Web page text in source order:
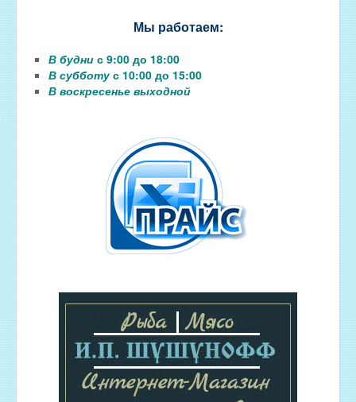
Мы работаем:
В будни с 9:00 до 18:00
В субботус 10:00 до 15:00
В воскресенье выходной